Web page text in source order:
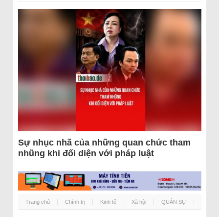
Sự nhục nhã của những quan chức tham
nhũng khi đối diện với pháp luật
Trang chủ Chính trị Kinh tế Xã hội QUÂN SỰ